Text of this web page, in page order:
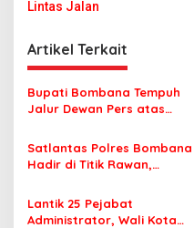
i
g
a
s
i
p
o
s
Lintas Jalan
Artikel Terkait
Bupati Bombana Tempuh
Jalur Dewan Pers atas
Korupsi Jembatan Cirauci II
Satlantas Polres Bombana
Hadir di Titik Rawan,
Sekolah dengan Aman
Lantik 25 Pejabat
Administrator, Wali Kota